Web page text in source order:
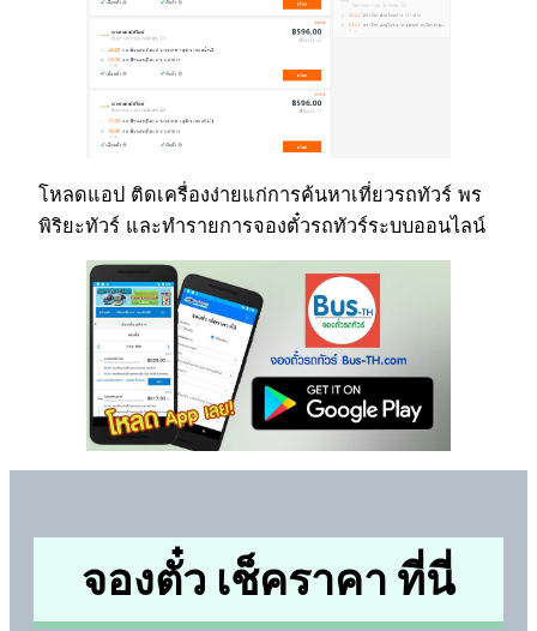
โหลดแอป ติดเครื่องง่ายแก่การค้นหาเที่ยวรถทัวร์ พร
พิริยะทัวร์ และทำรายการจองตั๋วรถทัวร์ระบบออนไลน์
จองตั๋ว เช็คราคา ที่นี่